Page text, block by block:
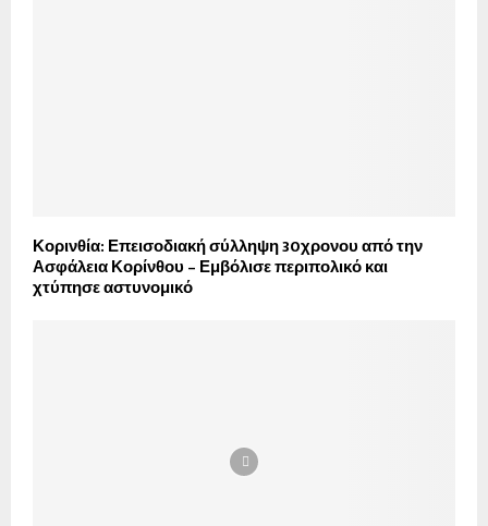
Κορινθία: Επεισοδιακή σύλληψη 30χρονου από την
Ασφάλεια Κορίνθου – Εμβόλισε περιπολικό και
χτύπησε αστυνομικό